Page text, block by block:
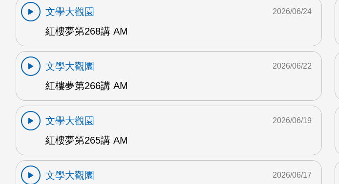
文學大觀園
紅樓夢第268講 AM
2026/06/24
文學大觀園
紅樓夢第266講 AM
2026/06/22
文學大觀園
紅樓夢第265講 AM
2026/06/19
文學大觀園 2026/06/17